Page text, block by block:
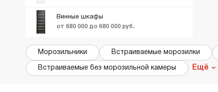
Винные шкафы
от 680 000 до 680 000 руб.
Морозильники Встраиваемые морозилки
Встраиваемые без морозильной камеры Ещё